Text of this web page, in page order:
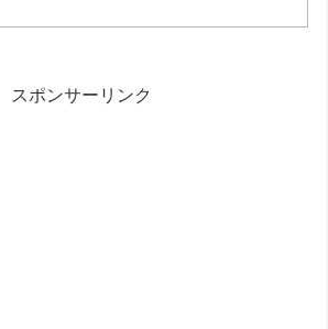
スポンサーリンク